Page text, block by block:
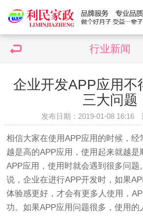
行业新闻
企业开发APP应用不
三大问题
发布日期：2019-01-08 16:16
相信大家在使用APP应用的时候，经
越是高的APP应用，使用起来就越是
APP应用，使用时就会遇到很多问题
说，企业在进行APP开发时，如果
体验感更好，才会有更多人使用，
功。如果APP应用问题很多，使用的